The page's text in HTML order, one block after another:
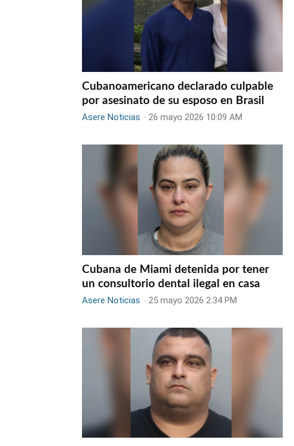
Cubanoamericano declarado culpable
por asesinato de su esposo en Brasil
Asere Noticias -26 mayo 2026 10:09 AM
Cubana de Miami detenida por tener
un consultorio dental ilegal en casa
Asere Noticias - 25 mayo 2026 2:34 PM